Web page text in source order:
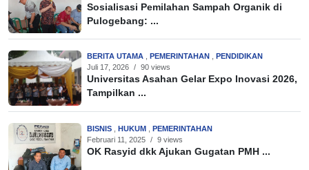
Sosialisasi Pemilahan Sampah Organik di
Pulogebang: ...
BERITA UTAMA PEMERINTAHAN
PENDIDIKAN
Juli 17, 2026 / 90 views
Universitas Asahan Gelar Expo Inovasi 2026,
Tampilkan ...
BISNIS HUKUM
PEMERINTAHAN
Februari 11, 2025 / 9 views
OK Rasyid dkk Ajukan Gugatan PMH ...